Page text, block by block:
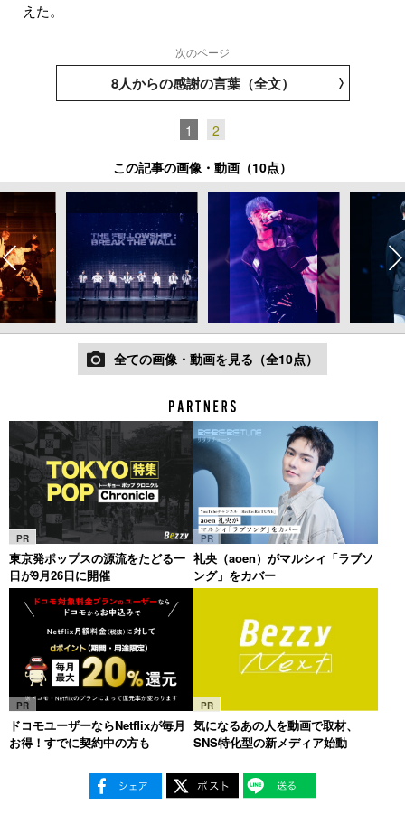
えた。
次のページ
8人からの感謝の言葉（全文）
1 2
この記事の画像・動画（10点）
全ての画像・動画を見る（全10点）
PR
東京発ポップスの源流をたどる一
日が9月26日に開催
PR
礼央（aoen）がマルシィ「ラブソ
ング」をカバー
PR
ドコモユーザーならNetflixが毎月
お得！すでに契約中の方も
PR
気になるあの人を動画で取材、
SNS特化型の新メディア始動